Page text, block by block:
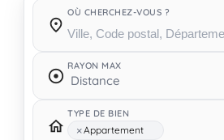
OÙ CHERCHEZ-VOUS ?
RAYON MAX
TYPE DE BIEN
×Appartement